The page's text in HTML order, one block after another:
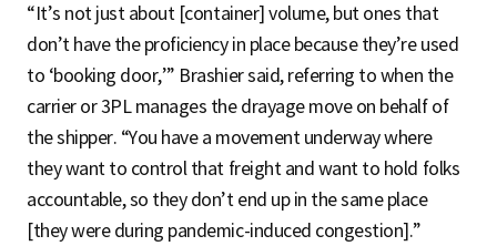
“It’s not just about [container] volume, but ones that
don’t have the proficiency in place because they’re used
to ‘booking door,’” Brashier said, referring to when the
carrier or 3PL manages the drayage move on behalf of
the shipper. “You have a movement underway where
they want to control that freight and want to hold folks
accountable, so they don’t end up in the same place
[they were during pandemic-induced congestion].”